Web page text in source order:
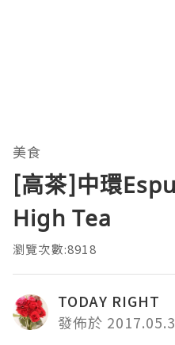
美食
[高茶]中環
High Tea
瀏覽次數:8918
TODAY RIGHT
發佈於